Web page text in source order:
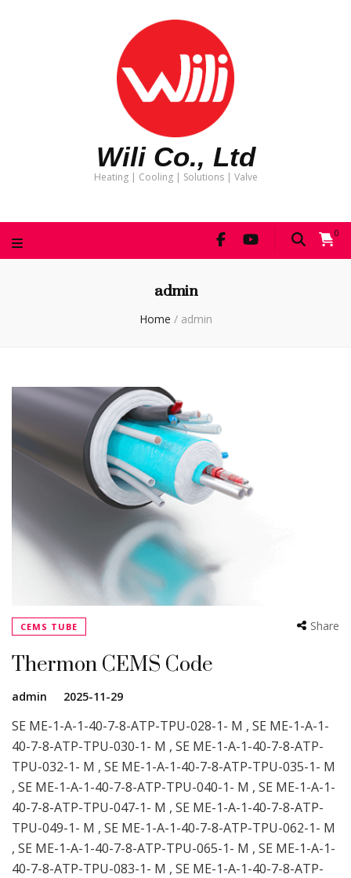
Wili Co., Ltd
Heating | Cooling | Solutions | Valve
0
admin
Home / admin
CEMS TUBE Share
Thermon CEMS Code
admin 2025-11-29
SE ME-1-A-1-40-7-8-ATP-TPU-028-1- M , SE ME-1-A-1-
40-7-8-ATP-TPU-030-1- M , SE ME-1-A-1-40-7-8-ATP-
TPU-032-1- M , SE ME-1-A-1-40-7-8-ATP-TPU-035-1- M
, SE ME-1-A-1-40-7-8-ATP-TPU-040-1- M , SE ME-1-A-1-
40-7-8-ATP-TPU-047-1- M , SE ME-1-A-1-40-7-8-ATP-
TPU-049-1- M , SE ME-1-A-1-40-7-8-ATP-TPU-062-1- M
, SE ME-1-A-1-40-7-8-ATP-TPU-065-1- M , SE ME-1-A-1-
40-7-8-ATP-TPU-083-1- M , SE ME-1-A-1-40-7-8-ATP-